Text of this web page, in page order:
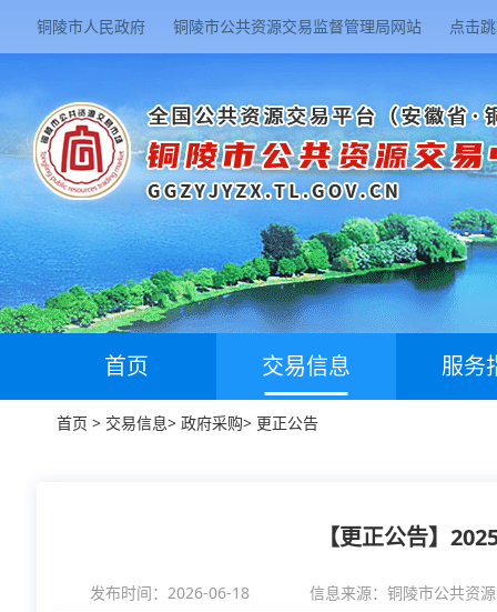
铜陵市人民政府 铜陵市公共资源交易监督管理局网站 点击
首页 交易信息 服务
首页 > 交易信息> 政府采购> 更正公告
【更正公告】
发布时间：2026-06-18 信息来源： 铜陵市公共资